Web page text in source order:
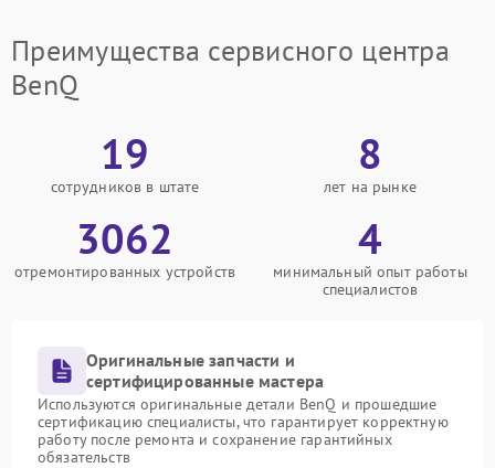
Преимущества сервисного центра
BenQ
19
сотрудников в штате
8
лет на рынке
3062
отремонтированных устройств
4
минимальный опыт работы
специалистов
Оригинальные запчасти и
сертифицированные мастера
Используются оригинальные детали BenQ и прошедшие
сертификацию специалисты, что гарантирует корректную
работу после ремонта и сохранение гарантийных
обязательств